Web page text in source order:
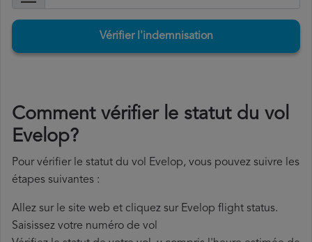
Vérifier l'indemnisation
Comment vérifier le statut du vol
Evelop?
Pour vérifier le statut du vol Evelop, vous pouvez suivre les
étapes suivantes :
Allez sur le site web et cliquez sur Evelop flight status.
Saisissez votre numéro de vol